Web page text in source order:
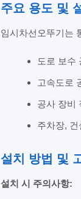
주요 용도 및
임시차선오뚜기는
도로 보수
고속도로
공사 장비
주차장,
설치 방법 및
설치 시 주의사항: